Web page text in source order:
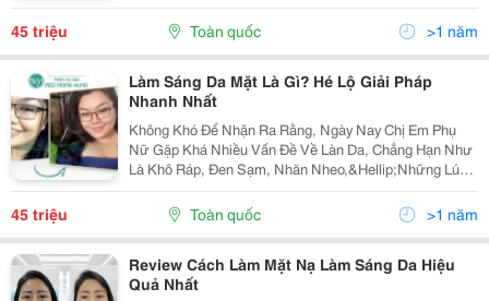
Phương Pháp Thẩm Mỹ Da Mặt. Tuy Nhiên, Giữa Vô
Vàn Các Phương Pháp Hiện Nay, Đâu Mới Là Cách Làm
Sáng Da Mặt...
45 triệu Toàn quốc >1 năm
Làm Sáng Da Mặt Là Gì? Hé Lộ Giải Pháp
Nhanh Nhất
Không Khó Để Nhận Ra Rằng, Ngày Nay Chị Em Phụ
Nữ Gặp Khá Nhiều Vấn Đề Về Làn Da, Chẳng Hạn Như
Là Khô Ráp, Đen Sạm, Nhăn Nheo,&Hellip;Những Lúc
Này, Không Ít Chị Em Đang Đau Đầu Tìm Cách Làm
Sáng Da Mặt. Vậy Làm Sáng Da Mặt Là Gì ? Và Phương
Pháp...
45 triệu Toàn quốc >1 năm
Review Cách Làm Mặt Nạ Làm Sáng Da Hiệu
Quả Nhất